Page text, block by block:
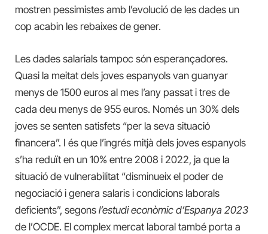
mostren pessimistes amb l’evolució de les dades un
cop acabin les rebaixes de gener.
Les dades salarials tampoc són esperançadores.
Quasi la meitat dels joves espanyols van guanyar
menys de 1500 euros al mes l’any passat i tres de
cada deu menys de 955 euros. Només un 30% dels
joves se senten satisfets “per la seva situació
financera”. I és que l’ingrés mitjà dels joves espanyols
s’ha reduït en un 10% entre 2008 i 2022, ja que la
situació de vulnerabilitat “disminueix el poder de
negociació i genera salaris i condicions laborals
deficients”, segons l’estudi econòmic d’Espanya 2023
de l’OCDE. El complex mercat laboral també porta a